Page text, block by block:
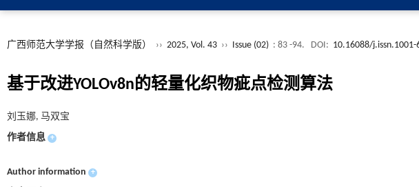
广西师范大学学报（自然科学版） ›› 2025, Vol. 43 ›› Issue (02) : 83 -94. DOI: 10.16088/
基于改进YOLOv8n的轻量化织物疵点检测算法
刘玉娜, 马双宝
作者信息 +
Author information +